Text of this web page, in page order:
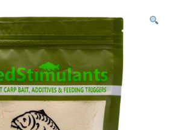
Inténtalo de nuevo.
Reintentar
Cebos Fabricacion Boilies